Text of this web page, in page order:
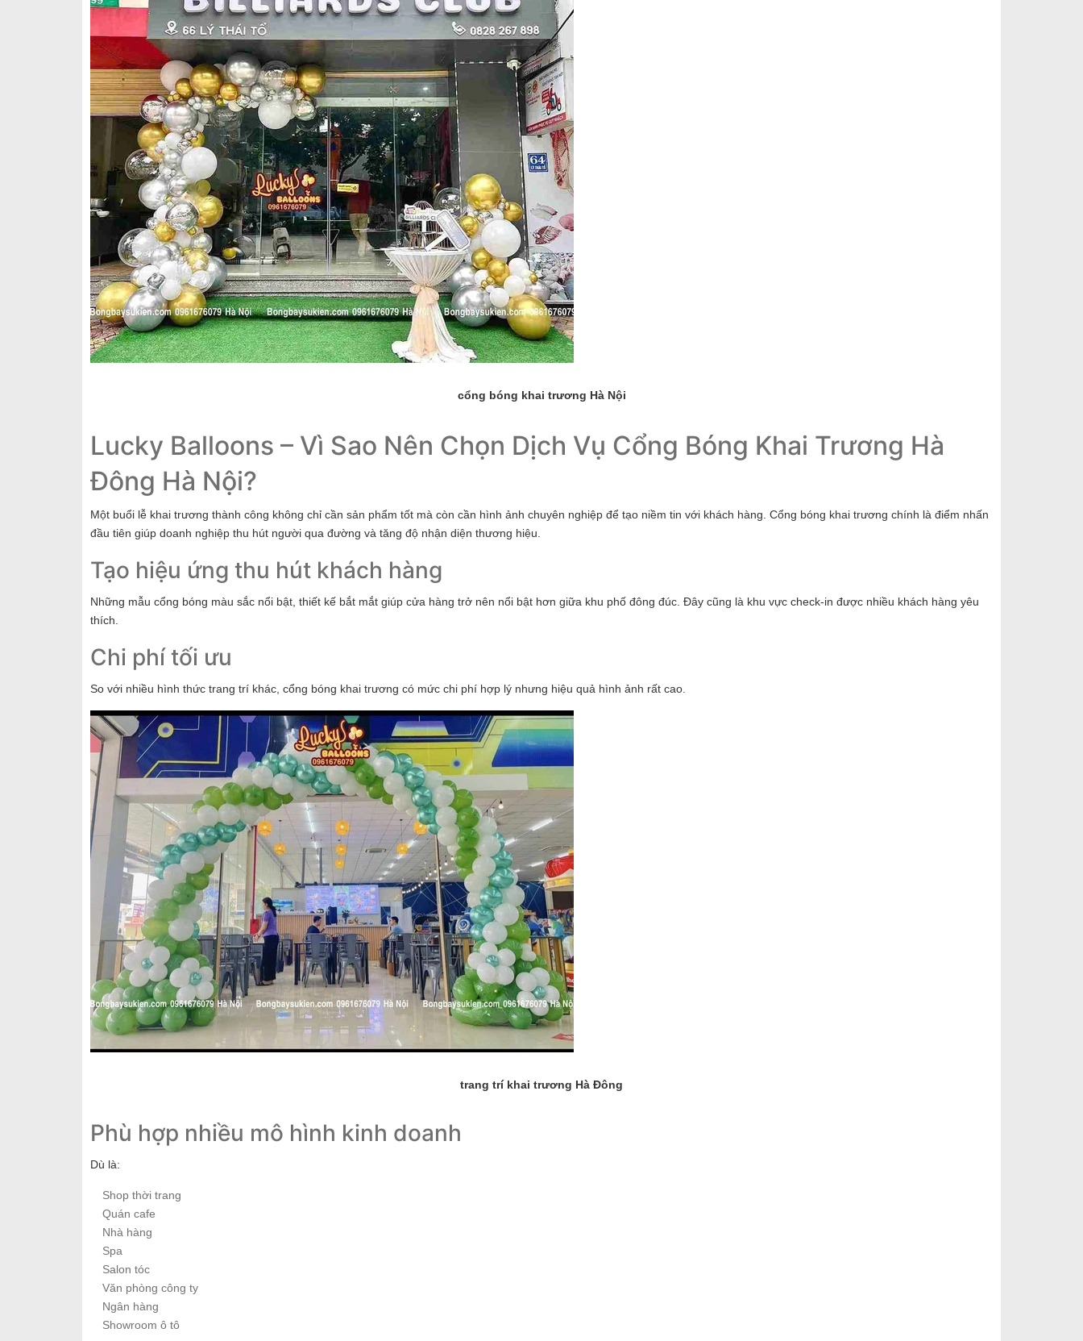
cổng bóng khai trương Hà Nội
Lucky Balloons – Vì Sao Nên Chọn Dịch Vụ Cổng Bóng Khai Trương Hà
Đông Hà Nội?
Một buổi lễ khai trương thành công không chỉ cần sản phẩm tốt mà còn cần hình ảnh chuyên nghiệp để tạo niềm tin với khách hàng. Cổng bóng khai trương chính là điểm nhấn
đầu tiên giúp doanh nghiệp thu hút người qua đường và tăng độ nhận diện thương hiệu.
Tạo hiệu ứng thu hút khách hàng
Những mẫu cổng bóng màu sắc nổi bật, thiết kế bắt mắt giúp cửa hàng trở nên nổi bật hơn giữa khu phố đông đúc. Đây cũng là khu vực check-in được nhiều khách hàng yêu
thích.
Chi phí tối ưu
So với nhiều hình thức trang trí khác, cổng bóng khai trương có mức chi phí hợp lý nhưng hiệu quả hình ảnh rất cao.
trang trí khai trương Hà Đông
Phù hợp nhiều mô hình kinh doanh
Dù là:
Shop thời trang
Quán cafe
Nhà hàng
Spa
Salon tóc
Văn phòng công ty
Ngân hàng
Showroom ô tô